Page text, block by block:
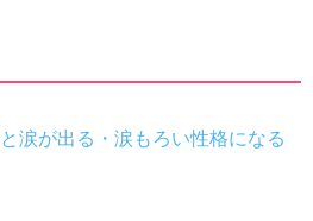
涙が出る・涙もろい性格になる